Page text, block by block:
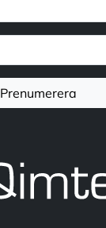
Prenumerera